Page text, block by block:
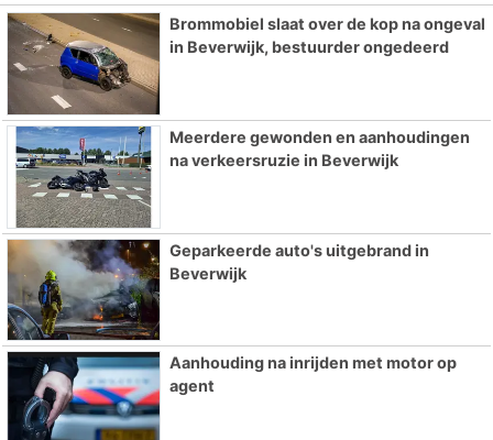
Brommobiel slaat over de kop na ongeval
in Beverwijk, bestuurder ongedeerd
Meerdere gewonden en aanhoudingen
na verkeersruzie in Beverwijk
Geparkeerde auto's uitgebrand in
Beverwijk
Aanhouding na inrijden met motor op
agent